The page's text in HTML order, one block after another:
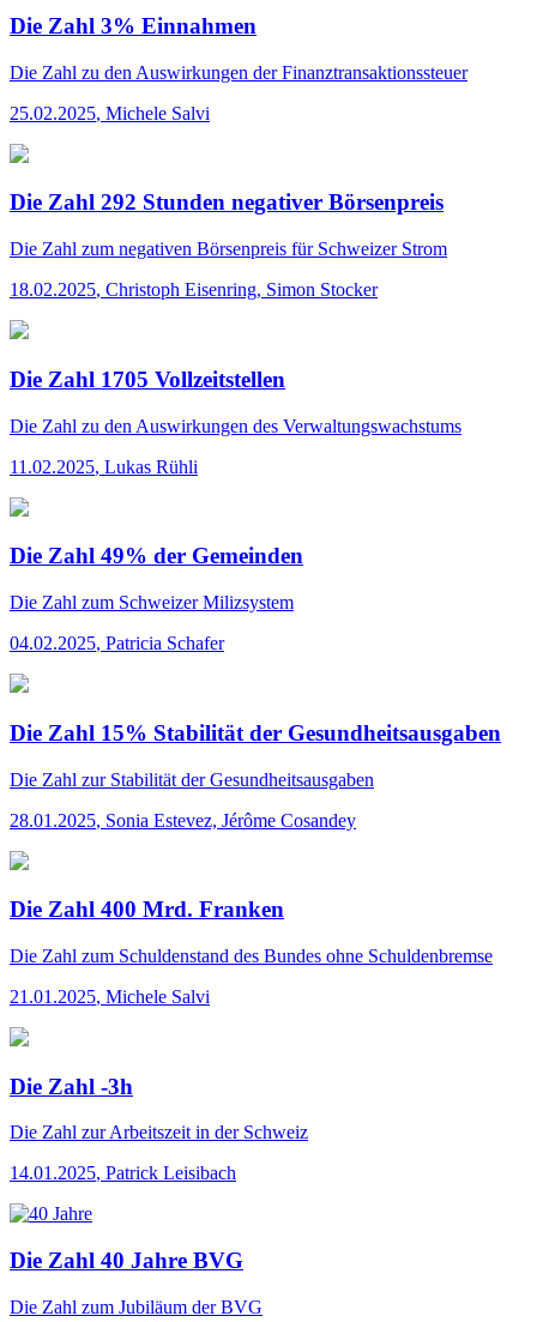
Die Zahl 3% Einnahmen
Die Zahl zu den Auswirkungen der Finanztransaktionssteuer
25.02.2025, Michele Salvi
Die Zahl 292 Stunden negativer Börsenpreis
Die Zahl zum negativen Börsenpreis für Schweizer Strom
18.02.2025, Christoph Eisenring, Simon Stocker
Die Zahl 1705 Vollzeitstellen
Die Zahl zu den Auswirkungen des Verwaltungswachstums
11.02.2025, Lukas Rühli
Die Zahl 49% der Gemeinden
Die Zahl zum Schweizer Milizsystem
04.02.2025, Patricia Schafer
Die Zahl 15% Stabilität der Gesundheitsausgaben
Die Zahl zur Stabilität der Gesundheitsausgaben
28.01.2025, Sonia Estevez, Jérôme Cosandey
Die Zahl 400 Mrd. Franken
Die Zahl zum Schuldenstand des Bundes ohne Schuldenbremse
21.01.2025, Michele Salvi
Die Zahl -3h
Die Zahl zur Arbeitszeit in der Schweiz
14.01.2025, Patrick Leisibach
Die Zahl 40 Jahre BVG
Die Zahl zum Jubiläum der BVG